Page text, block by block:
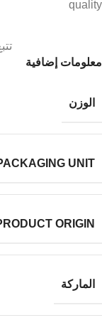
معلومات إضافية
الوزن
UNIT
ORIGIN
الماركة